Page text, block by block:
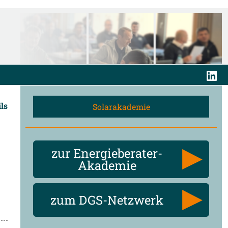
Solarakademie
zur Energieberater-
Akademie
zum DGS-Netzwerk